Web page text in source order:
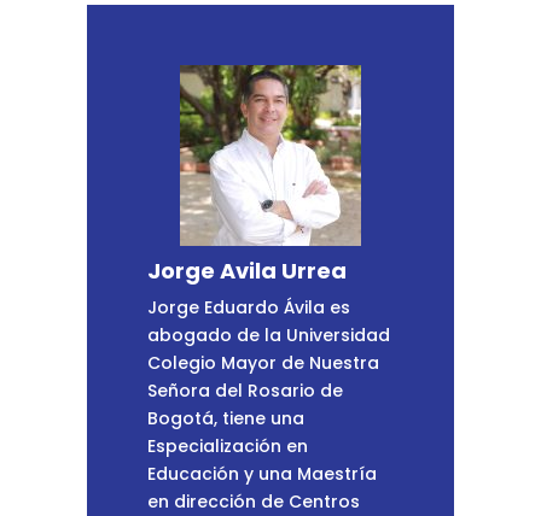
Jorge Avila Urrea
Jorge Eduardo Ávila es
abogado de la Universidad
Colegio Mayor de Nuestra
Señora del Rosario de
Bogotá, tiene una
Especialización en
Educación y una Maestría
en dirección de Centros